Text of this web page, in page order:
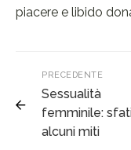
piacere e libido
PRECEDENTE
Sessualità
femminile:
alcuni miti